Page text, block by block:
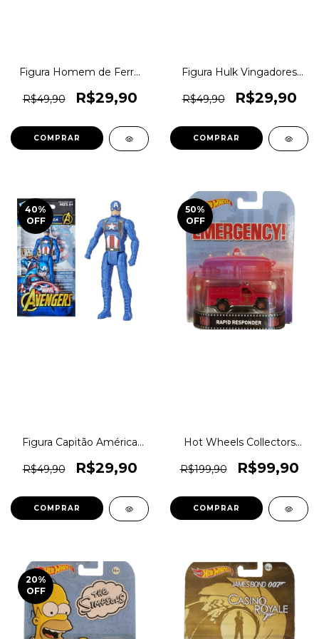
Figura Homem de Ferro
Avengers Super Heróis
Colecionáveis - Hasbro 10
PN00037275
R$49,90 R$29,90
Figura Hulk Vingadores
Heróis Colecionáveis -
Hasbro 10 cm Original
R$49,90 R$29,90
COMPRAR
40%
OFF
Figura Capitão América
Avengers Super Heróis
Colecionáveis - Hasbro 10
PN00037273
R$49,90 R$29,90
COMPRAR
50%
OFF
Hot Wheels Collectors
- Carro de Salvamento
Esquadrão Resgate (Série
Original 1magnus CRF12
R$199,90 R$99,90
20%
OFF